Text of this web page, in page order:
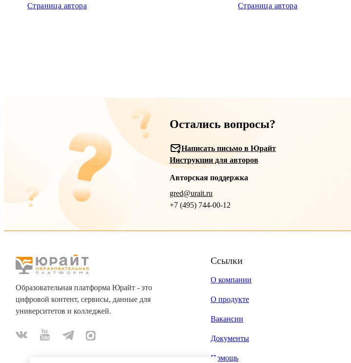
Страница автора
Страница автора
Остались вопросы?
Написать письмо в Юрайт
Инструкции для авторов
Авторская поддержка
gred@urait.ru
+7 (495) 744-00-12
Образовательная платформа Юрайт - это
цифровой контент, сервисы, данные для
университетов и колледжей.
Ссылки
О компании
О продукте
Вакансии
Документы
Помощь